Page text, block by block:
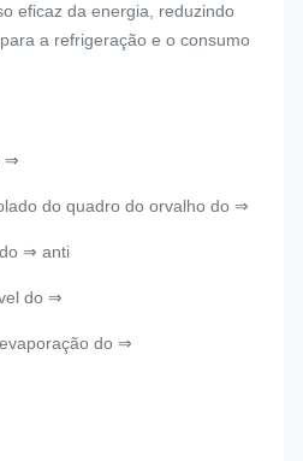
eficaz da energia, reduzindo
a refrigeração e o consumo
⇒
do quadro do orvalho do ⇒
⇒ anti
do ⇒
do ⇒